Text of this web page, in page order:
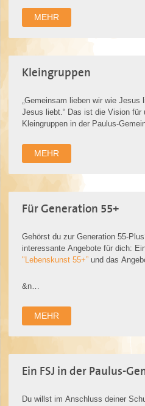
MEHR
Kleingruppen
„Gemeinsam lieben wir wie
Jesus liebt.“ Das ist die Vision für
Kleingruppen in der Paulus-
MEHR
Für Generation 55+
Gehörst du zur Generation 55-
interessante Angebote für dich:
"Lebenskunst 55+” und das
&n…
MEHR
Ein FSJ in der Paulus-
Du willst im Anschluss deiner